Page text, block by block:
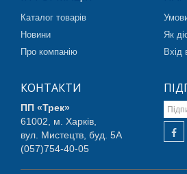
Каталог товарів
Новини
Про компанію
Як
Вхід
КОНТАКТИ
ПП «Трек»
61002, м. Харків,
вул. Мистецтв, буд. 5А
(057)754-40-05